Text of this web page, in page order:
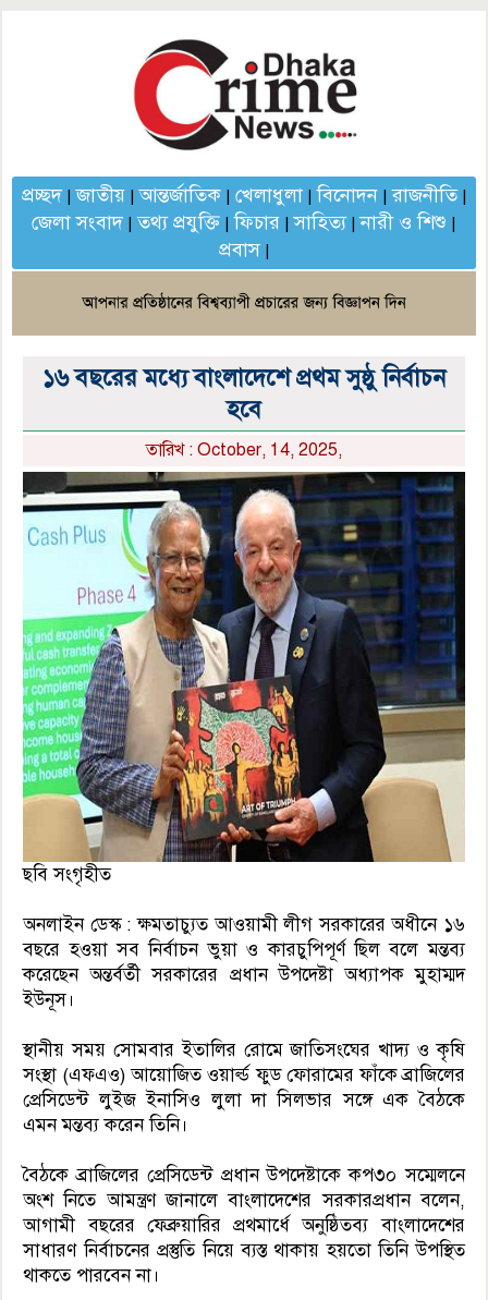
প্রচ্ছদ|জাতীয়|আন্তর্জাতিক| খেলাধুলা|বিনোদন|রাজনীতি|
জেলা সংবাদ|তথ্য প্রযুক্তি |ফিচার |সাহিত্য|নারী ও শিশু |
প্রবাস|
১৬ বছরের মধ্যে বাংলাদেশে প্রথম সুষ্ঠু নির্বাচন
হবে
তারিখ : October, 14, 2025,
ছবি সংগৃহীত
অনলাইন ডেস্ক : ক্ষমতাচ্যুত আওয়ামী লীগ সরকারের অধীনে ১৬
বছরে হওয়া সব নির্বাচন ভুয়া ও কারচুপিপূর্ণ ছিল বলে মন্তব্য
করেছেন অন্তর্বর্তী সরকারের প্রধান উপদেষ্টা অধ্যাপক মুহাম্মদ
ইউনূস।
স্থানীয় সময় সোমবার ইতালির রোমে জাতিসংঘের খাদ্য ও কৃষি
সংস্থা (এফএও) আয়োজিত ওয়ার্ল্ড ফুড ফোরামের ফাঁকে ব্রাজিলের
প্রেসিডেন্ট লুইজ ইনাসিও লুলা দা সিলভার সঙ্গে এক বৈঠকে
এমন মন্তব্য করেন তিনি।
বৈঠকে ব্রাজিলের প্রেসিডেন্ট প্রধান উপদেষ্টাকে কপ৩০ সম্মেলনে
অংশ নিতে আমন্ত্রণ জানালে বাংলাদেশের সরকারপ্রধান বলেন,
আগামী বছরের ফেব্রুয়ারির প্রথমার্ধে অনুষ্ঠিতব্য বাংলাদেশের
সাধারণ নির্বাচনের প্রস্তুতি নিয়ে ব্যস্ত থাকায় হয়তো তিনি উপস্থিত
থাকতে পারবেন না।